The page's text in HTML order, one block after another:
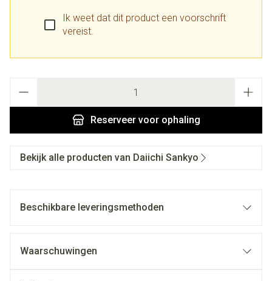
Ik weet dat dit product een voorschrift
vereist.
Reserveervoor ophaling
Bekijk alle producten van Daiichi Sankyo
Beschikbare leveringsmethoden
Waarschuwingen